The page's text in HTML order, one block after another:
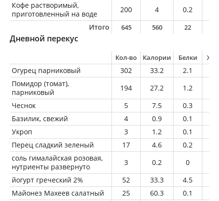
Кофе растворимый,
приготовленный на воде
200 4 0.2
Итого
645 560 22
Дневной перекус
Кол-во Калории Белки
Огурец парниковый 302 33.2 2.1
Помидор (томат),
парниковый
194 27.2 1.2
Чеснок
5 7.5 0.3
Базилик, свежий
4 0.9 0.1
Укроп
3 1.2 0.1
Перец сладкий зеленый
17 4.6 0.2
соль гималайская розовая,
нутриенты развернуто
3 0.2 0
йогурт греческий 2%
52 33.3 4.5
Майонез Махеев салатный
25 60.3 0.1